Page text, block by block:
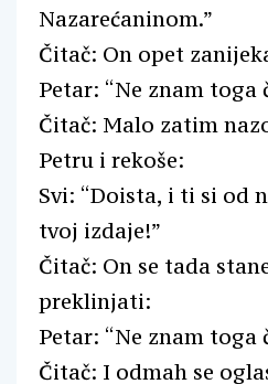
Nazarećaninom.”
Čitač: On opet
Petar: “Ne znam toga
Čitač: Malo zatim
Petru i rekoše:
Svi: “Doista, i ti si od
tvoj izdaje!”
Čitač: On se tada
preklinjati:
Petar: “Ne znam toga
Čitač: I odmah se